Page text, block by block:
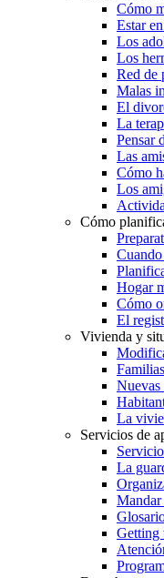
Cómo
Estar
Los
Los
Red de
Malas
El
La
Pensar
Las
Cómo
Los
Cómo
Hogar
Cómo
El
Vivienda y
Nuevas
La
Servicios de
La
Mandar
Getting